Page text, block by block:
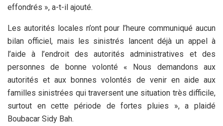
effondrés », a-t-il ajouté.
Les autorités locales n’ont pour l’heure communiqué aucun
bilan officiel, mais les sinistrés lancent déjà un appel à
l’aide à l’endroit des autorités administratives et des
personnes de bonne volonté « Nous demandons aux
autorités et aux bonnes volontés de venir en aide aux
familles sinistrées qui traversent une situation très difficile,
surtout en cette période de fortes pluies », a plaidé
Boubacar Sidy Bah.